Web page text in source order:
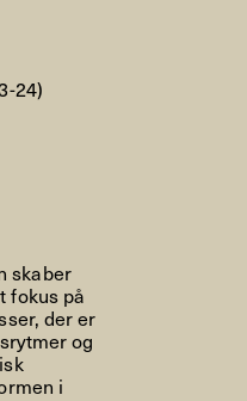
24)
skaber
fokus på
der er
og
i